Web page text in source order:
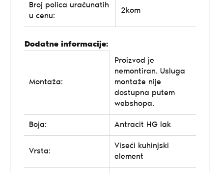
Broj polica uračunatih
u cenu:
2kom
Dodatne informacije:
Montaža:
Proizvod je
nemontiran. Usluga
montaže nije
dostupna putem
webshopa.
Boja: Antracit HG lak
Vrsta:
Viseći kuhinjski
element